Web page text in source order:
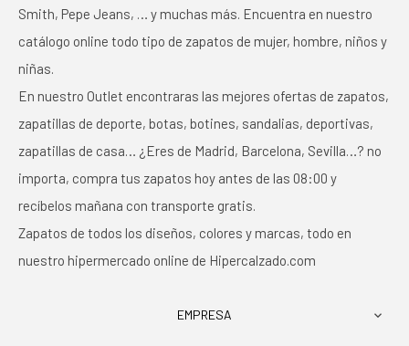
Smith, Pepe Jeans, … y muchas más. Encuentra en nuestro
catálogo online todo tipo de zapatos de mujer, hombre, niños y
niñas.
En nuestro Outlet encontraras las mejores ofertas de zapatos,
zapatillas de deporte, botas, botines, sandalias, deportivas,
zapatillas de casa… ¿Eres de Madrid, Barcelona, Sevilla…? no
importa, compra tus zapatos hoy antes de las 08:00 y
recíbelos mañana con transporte gratis.
Zapatos de todos los diseños, colores y marcas, todo en
nuestro hipermercado online de Hipercalzado.com
EMPRESA 